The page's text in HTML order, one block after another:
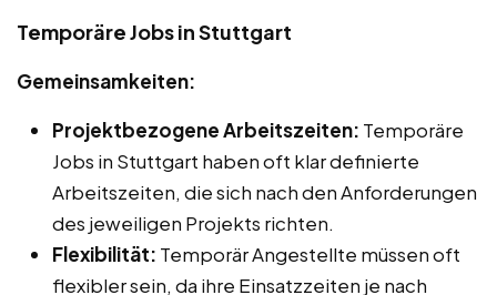
Temporäre Jobs in Stuttgart
Gemeinsamkeiten:
Projektbezogene Arbeitszeiten: Temporäre
Jobs in Stuttgart haben oft klar definierte
Arbeitszeiten, die sich nach den Anforderungen
des jeweiligen Projekts richten.
Flexibilität: Temporär Angestellte müssen oft
flexibler sein, da ihre Einsatzzeiten je nach